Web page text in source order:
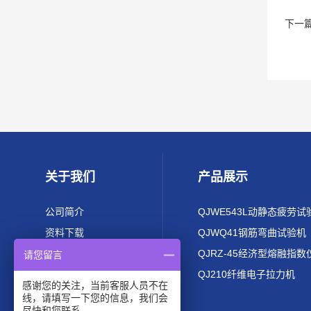
下一
关于我们
公司简介
资料下载
产品展示
QJWE543L动静态疲劳试
QJWQ41钢筋弯曲试验机
QJRZ-45经济型熔融指数
QJ210纤维电子拉力机
请您留言
感谢您的关注，当前客服人员不在
线，请填写一下您的信息，我们会